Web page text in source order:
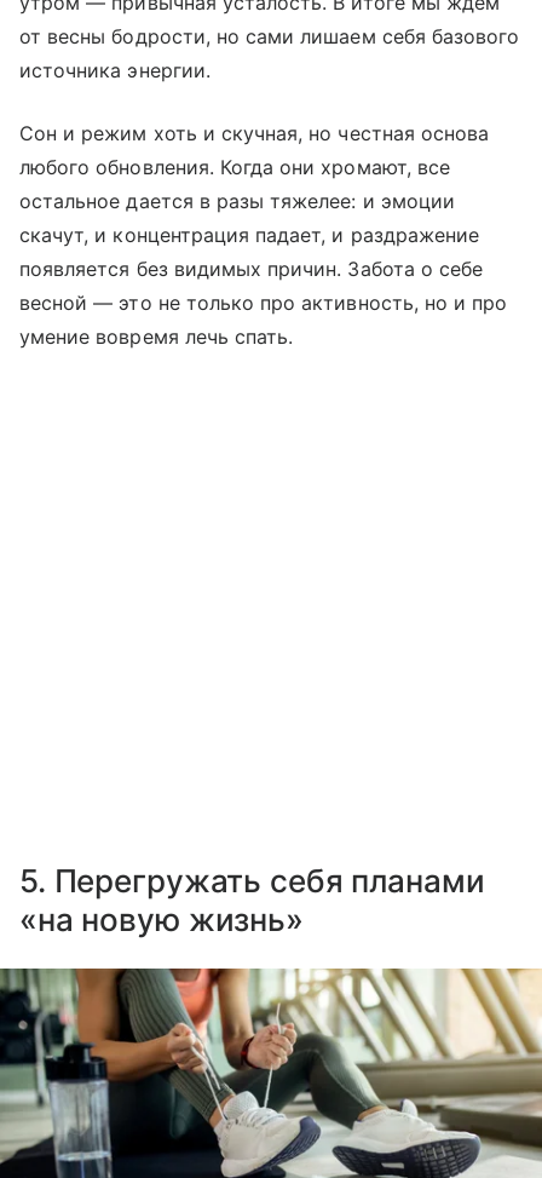
от весны бодрости, но сами лишаем себя базового
источника энергии.
Сон и режим хоть и скучная, но честная основа
любого обновления. Когда они хромают, все
остальное дается в разы тяжелее: и эмоции
скачут, и концентрация падает, и раздражение
появляется без видимых причин. Забота о себе
весной — это не только про активность, но и про
умение вовремя лечь спать.
5. Перегружать себя планами
«на новую жизнь»